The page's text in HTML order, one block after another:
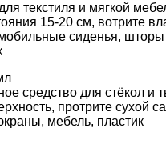
текстиля и мягкой
15-20 см, вотрите
сиденья, шторы
средство для стёкол и
протрите сухой
мебель, пластик